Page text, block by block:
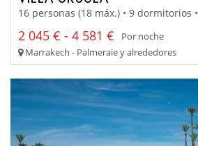
16 personas (18 máx.) • 9 dormitorios
2 045 € - 4 581 €
Por noche
Marrakech - Palmeraie y alrededores